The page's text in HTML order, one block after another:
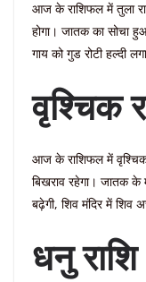
आज के राशिफल में तुला
होगा। जातक का सोचा
गाय को गुड रोटी हल्दी
वृश्चिक
आज के राशिफल में वृश्चिक
बिखराव रहेगा। जातक के
बढ़ेगी, शिव मंदिर में शिव
धनु राशि